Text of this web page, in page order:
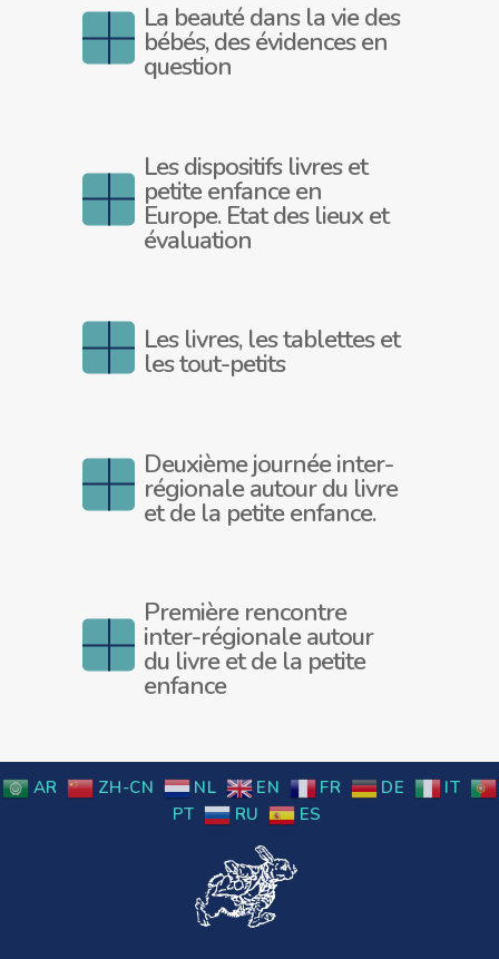
La beauté dans la vie des
bébés, des évidences en
question
Les dispositifs livres et
petite enfance en
Europe. Etat des lieux et
évaluation
Les livres, les tablettes et
les tout-petits
Deuxième journée inter-
régionale autour du livre
et de la petite enfance.
Première rencontre
inter-régionale autour
du livre et de la petite
enfance
AR ZH-CN NL EN FR DE
IT
PT
RU ES